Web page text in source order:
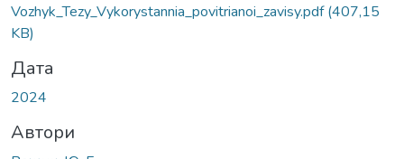
Vozhyk_Tezy_Vykorystannia_povitrianoi_zavisy.pdf(407,15
KB)
Дата
2024
Автори